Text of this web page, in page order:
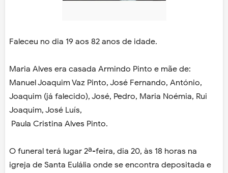
Faleceu no dia 19 aos 82 anos de idade.
Maria Alves era casada Armindo Pinto e mãe de:
Manuel Joaquim Vaz Pinto, José Fernando, António,
Joaquim (já falecido), José, Pedro, Maria Noémia, Rui
Joaquim, José Luís,
Paula Cristina Alves Pinto.
O funeral terá lugar 2ª-feira, dia 20, às 18 horas na
igreja de Santa Eulália onde se encontra depositada e